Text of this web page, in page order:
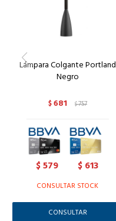
Lámpara Colgante Portland
Negro
$681 $757
$579 $ 613
CONSULTAR STOCK
CONSULTAR